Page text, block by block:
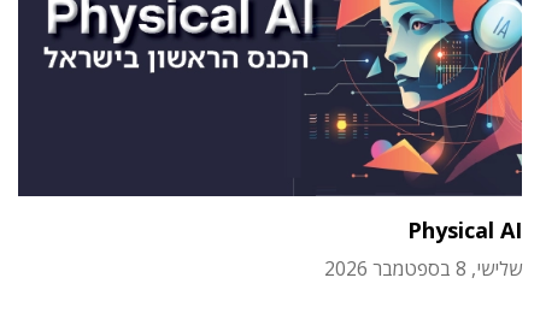
Physical AI
שלישי, 8 בספטמבר 2026